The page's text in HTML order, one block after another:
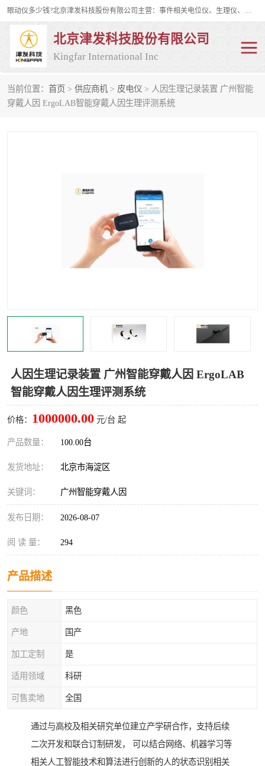
眼动仪多少钱?北京津发科技股份有限公司主营：事件相关电位仪、生理仪、肌电仪、脑电仪、皮电仪、眼动仪；是国家级高新技术企业、科技部认定的科技型中小企业和中关村高新技术企业，具备保密资格，具备自主进出口经营权；自主研发技术、产品与服务荣获多项省部级科学技术奖励、国家发明专利、国家软件著作权和省部级新技术新产品（服务）认证。
北京津发科技股份有限公司
Kingfar International Inc
当前位置： 首页 > 供应商机 > 皮电仪 > 人因生理记录装置 广州智能
穿戴人因 ErgoLAB智能穿戴人因生理评测系统
人因生理记录装置 广州智能穿戴人因 ErgoLAB
智能穿戴人因生理评测系统
价格： 1000000.00 元/台 起
产品数量： 100.00台
发货地址： 北京市海淀区
关键词： 广州智能穿戴人因
发布日期： 2026-08-07
阅 读 量： 294
产品描述
颜色 黑色
产地 国产
加工定制 是
适用领域 科研
可售卖地 全国
通过与高校及相关研究单位建立产学研合作，支持后续
二次开发和联合订制研发， 可以结合网络、机器学习等
相关人工智能技术和算法进行创新的人的状态识别相关
皮电仪 脑电仪
行为观察与表情分析 动作捕捉与生物力学
人机交互实验室
神经营销与消费行为实验 车俩与驾驶模拟